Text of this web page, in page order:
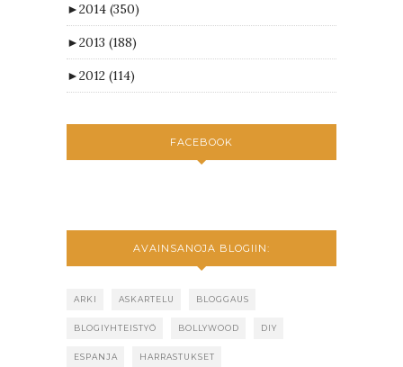
►2014 (350)
►2013 (188)
►2012 (114)
FACEBOOK
AVAINSANOJA BLOGIIN:
ARKI ASKARTELU BLOGGAUS
BLOGIYHTEISTYÖ BOLLYWOOD DIY
ESPANJA HARRASTUKSET